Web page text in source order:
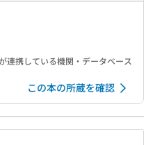
連携している機関・データベース
この本の所蔵を確認